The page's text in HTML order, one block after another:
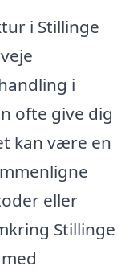
i Stillinge
i
ofte give dig
kan være en
eller
Stillinge